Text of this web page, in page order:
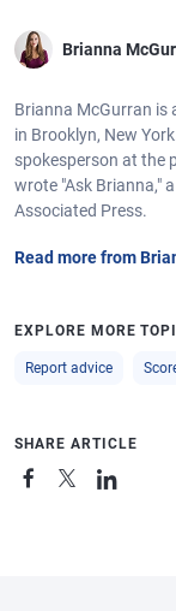
Brianna
Brianna McGurran is
in Brooklyn, New
spokesperson at the
wrote "Ask Brianna,"
Associated Press.
Read more from
EXPLORE MORE
Report advice
SHARE ARTICLE